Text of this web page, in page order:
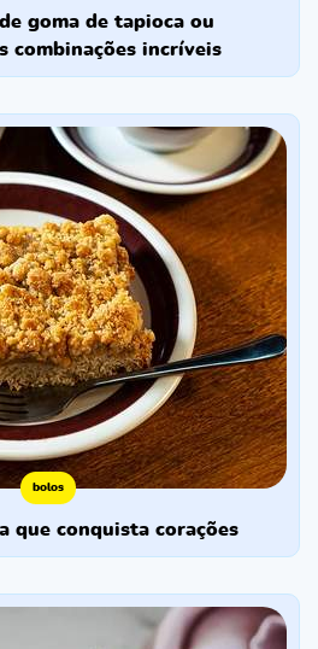
combinações incríveis
bolos
que conquista corações